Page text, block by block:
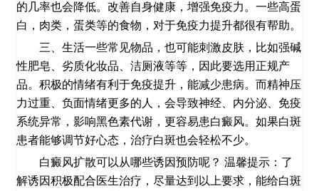
的几率也会降低。改善自身健康，增强免疫力。一些高蛋
白，肉类，蛋类等的食物，对于免疫力提升都很有帮助。
三、生活一些常见物品，也可能刺激皮肤，比如强碱
性肥皂、劣质化妆品、洁厕液等等，因此要选用正规产
品。积极的情绪有利于免疫提升，能减少患病。而精神压
力过重、负面情绪更多的人，会导致神经、内分泌、免疫
系统异常，影响黑色素代谢，更容易患白癜风。如果白斑
患者能够调节好心态，治疗白斑也会轻松不少。
白癜风扩散可以从哪些诱因预防呢？ 温馨提示：了
解诱因积极配合医生治疗，尽量达到以上要求，能给白斑